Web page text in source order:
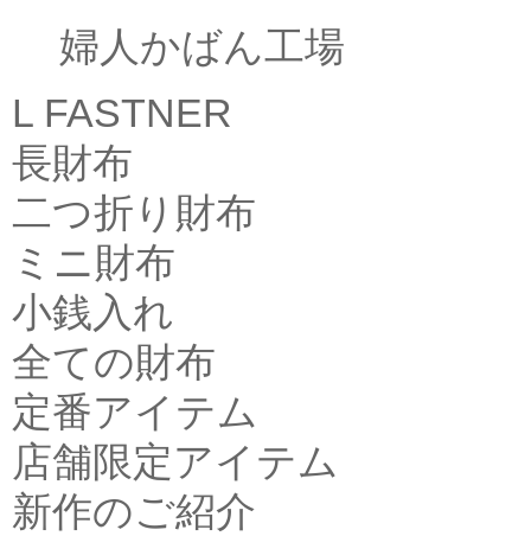
婦人かばん工場
L FASTNER
長財布
二つ折り財布
ミニ財布
小銭入れ
全ての財布
定番アイテム
店舗限定アイテム
新作のご紹介